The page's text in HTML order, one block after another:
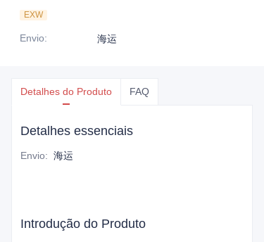
imposto.
EXW
Envio: 海运
Detalhes do Produto FAQ
Detalhes essenciais
Envio: 海运
Introdução do Produto